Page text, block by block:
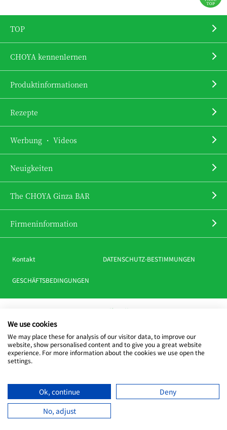
TOP
CHOYA kennenlernen
Produktinformationen
Rezepte
Werbung ・ Videos
Neuigkeiten
The CHOYA Ginza BAR
Firmeninformation
Kontakt DATENSCHUTZ-BESTIMMUNGEN
GESCHÄFTSBEDINGUNGEN
CHOYA offizielle SNS
All Rights Reserved.
We use cookies
We may place these for analysis of our visitor data, to improve our
website, show personalised content and to give you a great website
experience. For more information about the cookies we use open the
settings.
Ok, continue
Deny
No, adjust